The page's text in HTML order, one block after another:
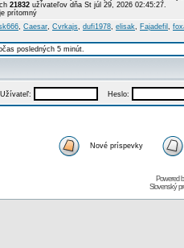
21832 užívateľov dňa St júl 29, 2026 02:45:27.
prítomný
, Caesar, Cvrkajs, dufi1978, elisak, Fajadefil ,
posledných 5 minút.
Užívateľ: Heslo:
Nové príspevky
Powered
Slovenský